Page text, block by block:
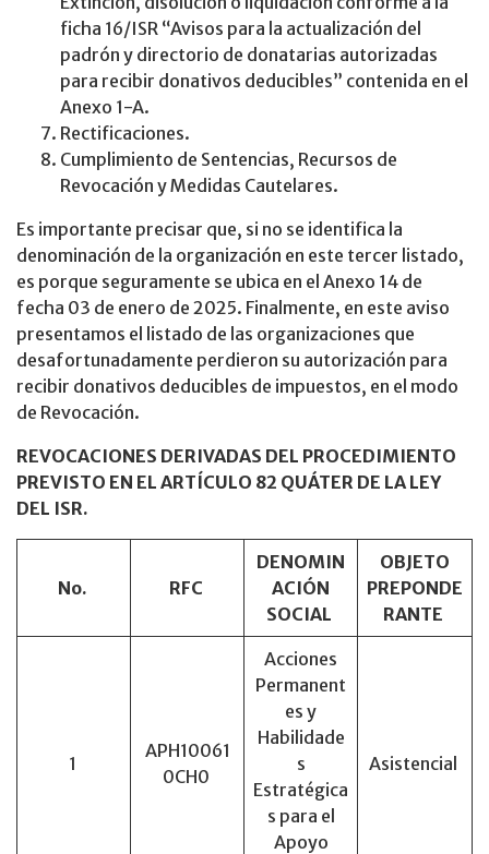
ficha 16/ISR “Avisos para la actualización del
padrón y directorio de donatarias autorizadas
para recibir donativos deducibles” contenida en el
Anexo 1-A.
Rectificaciones.
Cumplimiento de Sentencias, Recursos de
Revocación y Medidas Cautelares.
Es importante precisar que, si no se identifica la
denominación de la organización en este tercer listado,
es porque seguramente se ubica en el Anexo 14 de
fecha 03 de enero de 2025. Finalmente, en este aviso
presentamos el listado de las organizaciones que
desafortunadamente perdieron su autorización para
recibir donativos deducibles de impuestos, en el modo
de Revocación.
REVOCACIONES DERIVADAS DEL PROCEDIMIENTO
PREVISTO EN EL ARTÍCULO 82 QUÁTER DE LA LEY
DEL ISR.
No. RFC
DENOMIN
ACIÓN
SOCIAL
OBJETO
PREPONDE
RANTE
1
APH10061
0CH0
Acciones
Permanent
es y
Habilidade
s
Estratégica
s para el
Apoyo
Asistencial